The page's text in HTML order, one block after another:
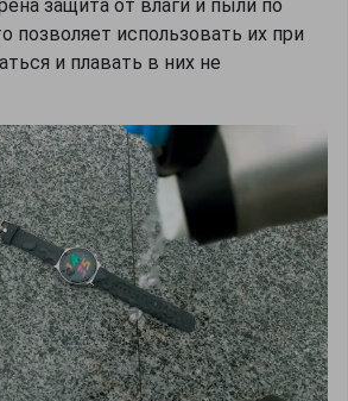
защита от влаги и пыли по
позволяет использовать их при
и плавать в них не